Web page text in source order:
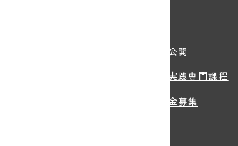
情報公開
職業実践専門課程
寄付金募集